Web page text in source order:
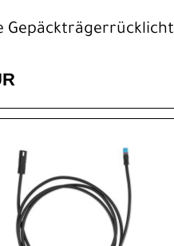
Gepäckträgerrücklicht